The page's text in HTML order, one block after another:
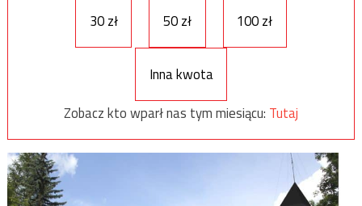
30 zł 50 zł 100 zł
Inna kwota
Zobacz kto wparł nas tym miesiącu: Tutaj